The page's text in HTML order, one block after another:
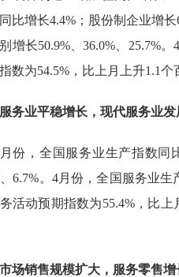
比增长4.4% ；股份制企业增长
增长50.9%、36.0% 25.7%。 4
数为54.5% ，比上月上升1.1个
务业平稳增长，现代服务业发
月份，全国服务业生产指数同
、6.7%。 4月份，全国服务业生
活动预期指数为55.4%，比上
场销售规模扩大，服务零售增